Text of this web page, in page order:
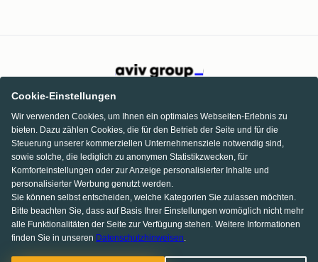
Cookie-Einstellungen
Wir verwenden Cookies, um Ihnen ein optimales Webseiten-Erlebnis zu
bieten. Dazu zählen Cookies, die für den Betrieb der Seite und für die
Steuerung unserer kommerziellen Unternehmensziele notwendig sind,
sowie solche, die lediglich zu anonymen Statistikzwecken, für
Komforteinstellungen oder zur Anzeige personalisierter Inhalte und
personalisierter Werbung genutzt werden.
Sie können selbst entscheiden, welche Kategorien Sie zulassen möchten.
Bitte beachten Sie, dass auf Basis Ihrer Einstellungen womöglich nicht mehr
alle Funktionalitäten der Seite zur Verfügung stehen. Weitere Informationen
finden Sie in unseren Datenschutzhinweisen.